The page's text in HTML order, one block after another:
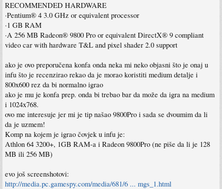
RECOMMENDED HARDWARE
·Pentium® 4 3.0 GHz or equivalent processor
·1 GB RAM
·A 256 MB Radeon® 9800 Pro or equivalent DirectX® 9 compliant
video car with hardware T&L and pixel shader 2.0 support
ako je ovo preporučena konfa onda neka mi neko objasni što je onaj u
infu što je recenzirao rekao da je morao koristiti medium detalje i
800x600 rez da bi normalno igrao
ako je mu je konfa prep. onda bi trebao bar da može da igra na medium
i 1024x768.
ovo me interesuje jer mi je tip našao 9800Pro i sada se dvoumim da li
da je uzmem!
Komp na kojem je igrao čovjek u infu je:
Athlon 64 3200+, 1GB RAM-a i Radeon 9800Pro (ne piše da li je 128
MB ili 256 MB)
evo još screenshotovi:
http://media.pc.gamespy.com/media/681/6 ... mgs_1.html